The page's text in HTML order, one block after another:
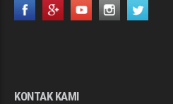
KONTAK KAMI